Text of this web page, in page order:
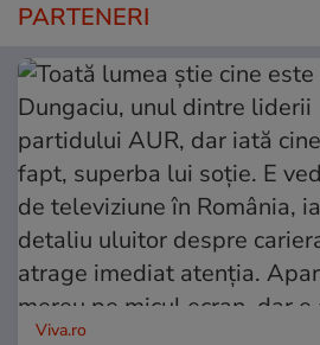
PARTENERI
Viva.ro